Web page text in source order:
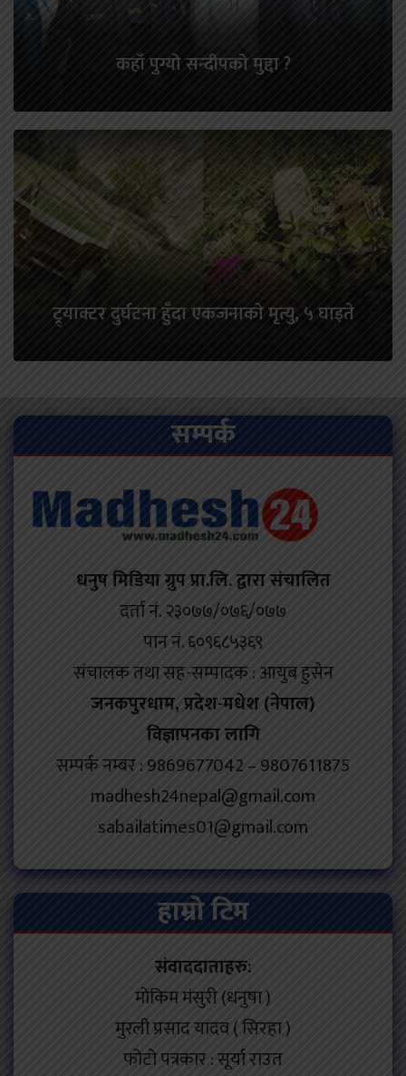
कहाँ पुग्यो सन्दीपको मुद्दा ?
ट्र्याक्टर दुर्घटना हुँदा एकजनाकाे मृत्यु, ५ घाइते
सम्पर्क
धनुष मिडिया ग्रुप प्रा.लि. द्वारा संचालित
दर्ता नं. २३०७७/०७६/०७७
पान नं. ६०९६८५३६९
संचालक तथा सह-सम्पादक : आयुब हुसेन
जनकपुरधाम, प्रदेश-मधेश (नेपाल)
विज्ञापनका लागि
सम्पर्क नम्बर : 9869677042 – 9807611875
madhesh24nepal@gmail.com
sabailatimes01@gmail.com
हाम्रो टिम
संवाददाताहरु:
मोकिम मंसुरी (धनुषा )
मुरली प्रसाद यादव ( सिरहा )
फोटो पत्रकार : सूर्या राउत